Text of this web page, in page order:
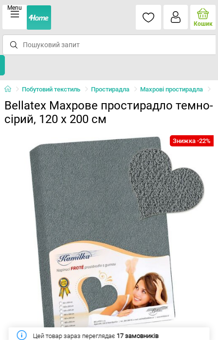
Menu
Кошик
Побутовий текстиль Простирадла Махрові простирадла
Bellatex Махрове простирадло темно-
сірий, 120 x 200 см
Знижка -22%
Цей товар зараз переглядає 17 замовників
Цей тиждень купило17 замовників